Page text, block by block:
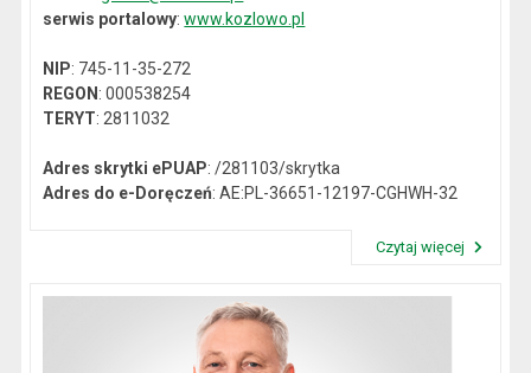
serwis portalowy:www.kozlowo.pl
NIP: 745-11-35-272
REGON: 000538254
TERYT: 2811032
Adres skrytki ePUAP: /281103/skrytka
Adres do e-Doręczeń: AE:PL-36651-12197-CGHWH-32
Czytaj więcej